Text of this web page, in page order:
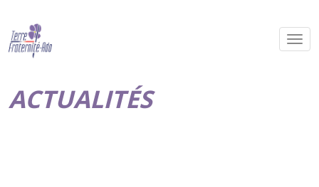
ACTUALITÉS